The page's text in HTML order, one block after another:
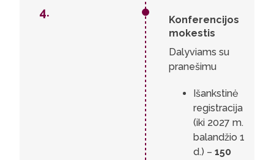
4.
Konferencijos
mokestis
Dalyviams su
pranešimu
Išankstinė
registracija
(iki 2027 m.
balandžio 1
d.) – 150